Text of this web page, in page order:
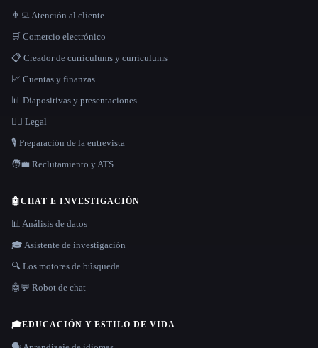
👨‍💻 Atención al cliente
🛒 Comercio electrónico
📋 Creador de currículums y currículums
📈 Cuentas y finanzas
📊 Diapositivas y presentaciones
👩‍⚖️ Legal
🎙️ Preparación de la entrevista
🧑‍💼 Reclutamiento y ATS
🤖CHAT E INVESTIGACIÓN
📊 Análisis de datos
🎓 Asistente de investigación
🔍 Los motores de búsqueda
🤖💬 Robot de chat
🎓EDUCACIÓN Y ESTILO DE VIDA